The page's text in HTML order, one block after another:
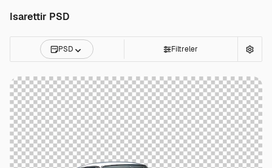
Isarettir PSD
PSD Filtreler